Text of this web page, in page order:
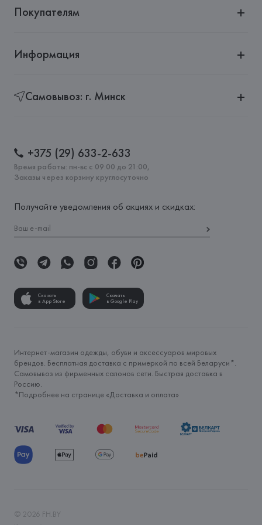
Покупателям
Информация
Самовывоз: г. Минск
+375 (29) 633-2-633
Время работы: пн-вс с 09:00 до 21:00,
Заказы через корзину круглосуточно
Получайте уведомления об акциях и скидках:
Скачать
в App Store
Скачать
в Google Play
Интернет-магазин одежды, обуви и аксессуаров мировых
брендов. Бесплатная доставка с примеркой по всей Беларуси*.
Самовывоз из фирменных салонов сети. Быстрая доставка в
Россию.
*Подробнее на странице «Доставка и оплата»
© 2026 FH.BY